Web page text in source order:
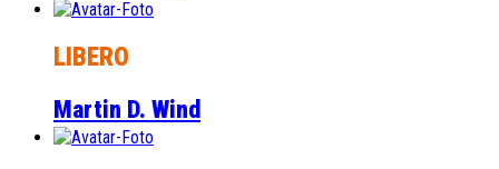
LIBERO
Martin D. Wind